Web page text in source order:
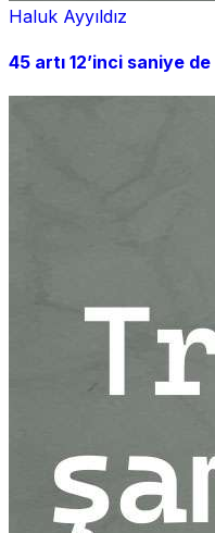
Haluk Ayyıldız